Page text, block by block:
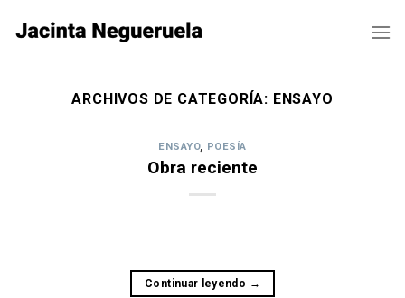
ARCHIVOS DE CATEGORÍA: ENSAYO
ENSAYO, POESÍA
Obra reciente
Continuar leyendo →